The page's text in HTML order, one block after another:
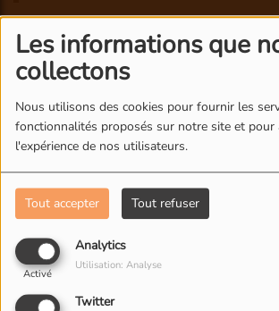
Les informations que
collectons
Nous utilisons des cookies pour fournir les
fonctionnalités proposés sur notre site et pour
l'expérience de nos utilisateurs.
Tout accepter Tout refuser
Analytics
Activé
Utilisation: Analyse
Twitter